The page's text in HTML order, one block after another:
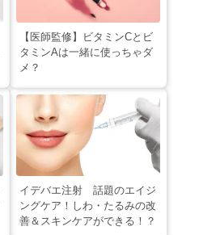
【医師監修】ビタミンCとビ
タミンAは一緒に使っちゃダ
メ？
イデバエ注射 話題のエイジ
ングケア！しわ・たるみの改
善＆スキンケアができる！？